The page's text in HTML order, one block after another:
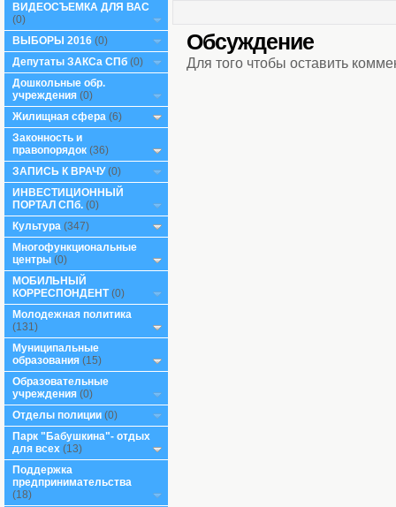
ВИДЕОСЪЕМКА ДЛЯ ВАС
(0)
ВЫБОРЫ 2016 (0)
Депутаты ЗАКСа СПб (0)
Дошкольные обр.
учреждения (0)
Жилищная сфера (6)
Законность и
правопорядок (36)
ЗАПИСЬ К ВРАЧУ(0)
ИНВЕСТИЦИОННЫЙ
ПОРТАЛ СПб. (0)
Культура (347)
Многофункциональные
центры (0)
МОБИЛЬНЫЙ
КОРРЕСПОНДЕНТ(0)
Молодежная политика
(131)
Муниципальные
образования (15)
Образовательные
учреждения (0)
Отделы полиции (0)
Парк "Бабушкина"- отдых
для всех (13)
Поддержка
предпринимательства
(18)
Обсуждение
Для того чтобы оставить